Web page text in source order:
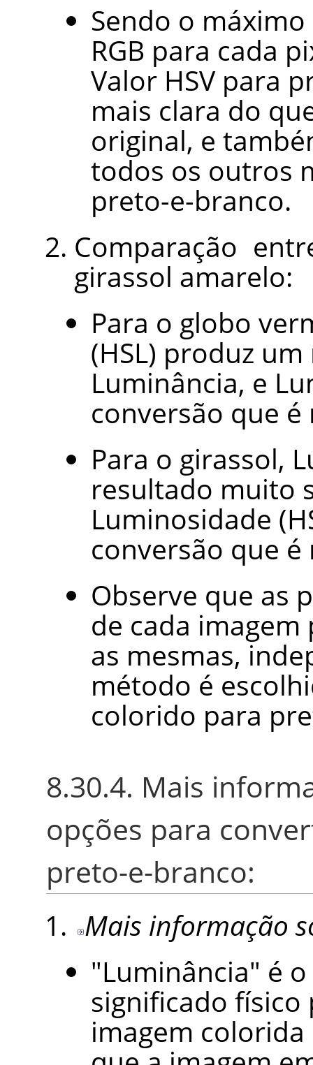
Sendo o
RGB para cada
Valor HSV para
mais clara do
original, e
todos os outros
preto-e-branco.
Comparação
girassol amarelo:
Para o globo
(HSL) produz
Luminância, e
conversão que
Para o girassol,
resultado muito
Luminosidade
conversão que
Observe que as
de cada
as mesmas,
método é
colorido para
8.30.4. Mais
opções para
preto-e-branco:
Mais informação
"Luminância" é
significado
imagem